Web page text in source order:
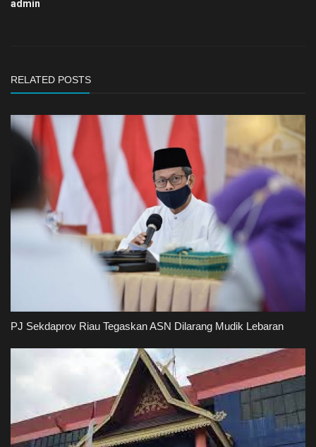
admin
RELATED POSTS
PJ Sekdaprov Riau Tegaskan ASN Dilarang Mudik Lebaran